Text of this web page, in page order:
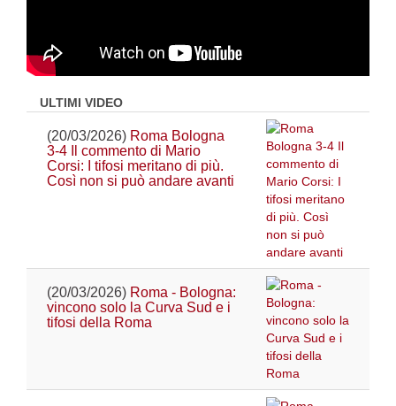
ULTIMI VIDEO
(20/03/2026) Roma Bologna
3-4 Il commento di Mario
Corsi: I tifosi meritano di più.
Così non si può andare avanti
(20/03/2026) Roma - Bologna:
vincono solo la Curva Sud e i
tifosi della Roma